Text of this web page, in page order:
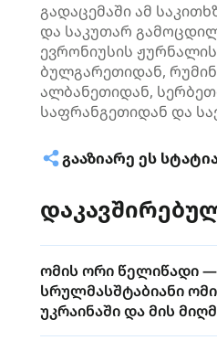
გადაცემაში ამ
და საკუთარ
ევრონიუსის
ბულგარეთიდან,
ალბანეთიდან,
საფრანგეთიდან და
ᲒᲐᲐᲖᲘᲐᲠᲔ ᲔᲡ
ომის ორი წელიწადი
სრულმასშტაბიანი
უკრაინაში და მის